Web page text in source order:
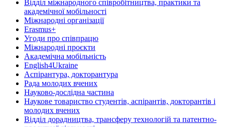
Відділ міжнародного співробітництва, практики та
академічної мобільності
Міжнародні організації
Erasmus+
Угоди про співпрацю
Міжнародні проєкти
Академічна мобільність
English4Ukraine
Аспірантура, докторантура
Рада молодих вчених
Науково-дослідна частина
Наукове товариство студентів, аспірантів, докторантів і
молодих вчених
Відділ дорадництва, трансферу технологій та патентно-